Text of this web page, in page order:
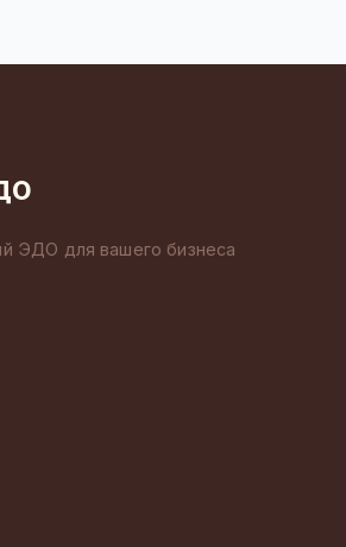
ЭДО для вашего бизнеса